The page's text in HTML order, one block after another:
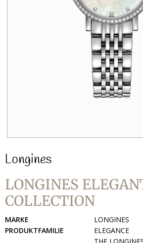
Longines
LONGINES
COLLECTION
MARKE
LONGINES
PRODUKTFAMILIE
ELEGANCE
THE